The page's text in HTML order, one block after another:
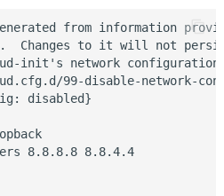
from information
Changes to it will not
init's network
99-disable-network-
disabled}
8.8.8.8 8.8.4.4